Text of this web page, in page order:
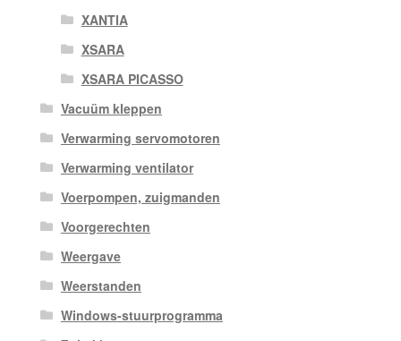
XANTIA
XSARA
XSARA PICASSO
Vacuüm kleppen
Verwarming servomotoren
Verwarming ventilator
Voerpompen, zuigmanden
Voorgerechten
Weergave
Weerstanden
Windows-stuurprogramma